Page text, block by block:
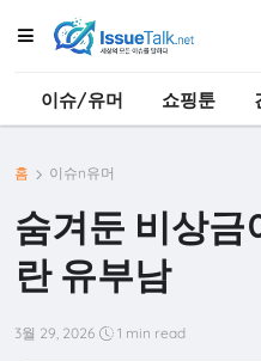
이슈/유머 쇼핑툰
홈 이슈n유머
숨겨둔 비상금
란 유부남
3월 29, 2026 1 min read